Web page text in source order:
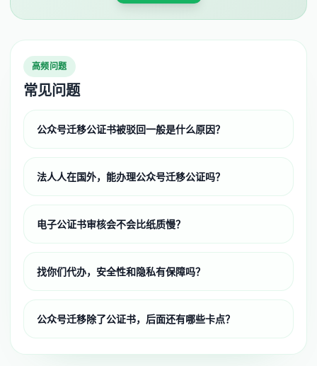
高频问题
常见问题
公众号迁移公证书被驳回一般是什么原因？
法人人在国外，能办理公众号迁移公证吗？
电子公证书审核会不会比纸质慢？
找你们代办，安全性和隐私有保障吗？
公众号迁移除了公证书，后面还有哪些卡点？